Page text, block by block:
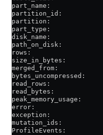
part_name:
partition_id:
partition:
part_type:
disk_name:
path_on_disk:            ./
rows:
size_in_bytes:
merged_from:
bytes_uncompressed:
read_rows:
read_bytes:
peak_memory_usage:
error:
exception:
mutation_ids:
ProfileEvents: